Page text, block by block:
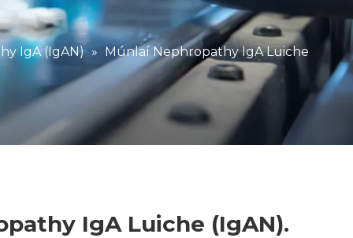
IgA (IgAN) » Múnlaí Nephropathy IgA Luiche
IgA Luiche (IgAN).